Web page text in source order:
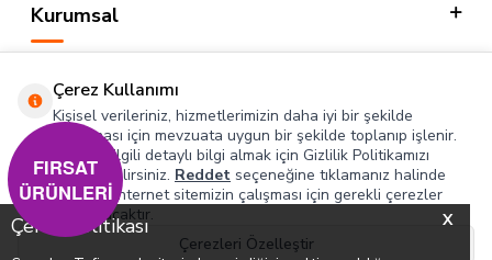
X
Çerez Politikası
Kurumsal
Hızlı Erişim
Sosyal
Adres & İletişim
Çerez Kullanımı
Kişisel verileriniz, hizmetlerimizin daha iyi bir şekilde
sunulması için mevzuata uygun bir şekilde toplanıp işlenir.
Konuyla ilgili detaylı bilgi almak için Gizlilik Politikamızı
inceleyebilirsiniz. Reddet seçeneğine tıklamanız halinde
yalnızca internet sitemizin çalışması için gerekli çerezler
kullanılacaktır.
Çerezleri Özelleştir
FIRSAT
ÜRÜNLERİ